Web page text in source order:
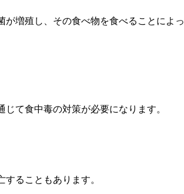
増殖し、その食べ物を食べることによっ
て食中毒の対策が必要になります。
ることもあります。